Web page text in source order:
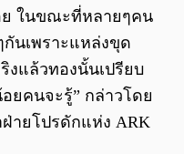
ย ในขณะที่หลายๆคน
นเพราะแหล่งขุด
แล้วทองนั้นเปรียบ
อยคนจะรู้”​ กล่าวโดย
ฝ่ายโปรดักแห่ง ARK